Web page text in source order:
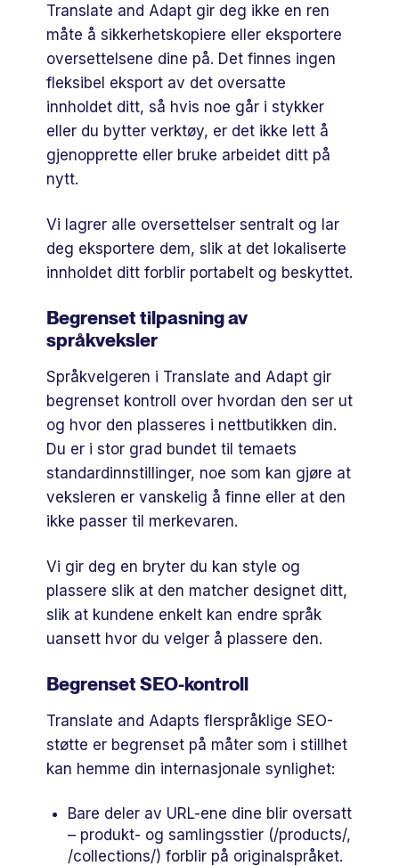
Translate and Adapt gir deg ikke en ren
måte å sikkerhetskopiere eller eksportere
oversettelsene dine på. Det finnes ingen
fleksibel eksport av det oversatte
innholdet ditt, så hvis noe går i stykker
eller du bytter verktøy, er det ikke lett å
gjenopprette eller bruke arbeidet ditt på
nytt.
Vi lagrer alle oversettelser sentralt og lar
deg eksportere dem, slik at det lokaliserte
innholdet ditt forblir portabelt og beskyttet.
Begrenset tilpasning av
språkveksler
Språkvelgeren i Translate and Adapt gir
begrenset kontroll over hvordan den ser ut
og hvor den plasseres i nettbutikken din.
Du er i stor grad bundet til temaets
standardinnstillinger, noe som kan gjøre at
veksleren er vanskelig å finne eller at den
ikke passer til merkevaren.
Vi gir deg en bryter du kan style og
plassere slik at den matcher designet ditt,
slik at kundene enkelt kan endre språk
uansett hvor du velger å plassere den.
Begrenset SEO-kontroll
Translate and Adapts flerspråklige SEO-
støtte er begrenset på måter som i stillhet
kan hemme din internasjonale synlighet:
Bare deler av URL-ene dine blir oversatt
– produkt- og samlingsstier (/products/,
/collections/) forblir på originalspråket.